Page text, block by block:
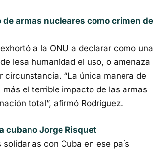
armas nucleares como crimen de
a la ONU a declarar como una
lesa humanidad el uso, o amenaza
circunstancia. “La única manera de
el terrible impacto de las armas
total”, afirmó Rodríguez.
cubano Jorge Risquet
con Cuba en ese país